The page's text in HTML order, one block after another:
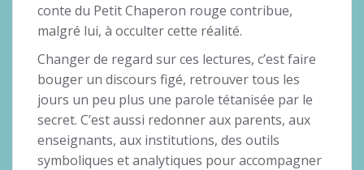
conte du Petit Chaperon rouge contribue,
malgré lui, à occulter cette réalité.
Changer de regard sur ces lectures, c’est faire
bouger un discours figé, retrouver tous les
jours un peu plus une parole tétanisée par le
secret. C’est aussi redonner aux parents, aux
enseignants, aux institutions, des outils
symboliques et analytiques pour accompagner